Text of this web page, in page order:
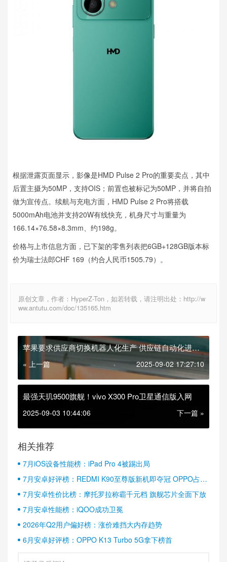
根据泄露页面显示，影像是HMD Pulse 2 Pro的重要卖点，其中
后置主摄为50MP，支持OIS；前置也被标记为50MP，并将自拍
做为宣传点。续航与充电方面，HMD Pulse 2 Pro将搭载
5000mAh电池并支持20W有线快充，机身尺寸与重量为
166.14×76.58×8.3mm、约198g。
价格与上市信息方面，已下架的零售列表把6GB+128GB版本标
价为瑞士法郎CHF 169（约合人民币1505.79）。
原创文章，作者：HyperZ-Ton，如若转载，请注明出处：http://w
ww.antutu.com/doc/135165.htm
苹果要求供应商切换机器人化生产 供应链自动化进入
« 上一篇 2025-09-02 17:27:10
最强天玑9500旗舰！vivo X300 Pro卫星通信版入网
2025-09-03 10:44:06 下一篇 »
相关推荐
7月iOS设备性能榜：iPad Pro 4被踢出局
7月安卓好评榜：REDMI K90至尊版新机即夺冠 OPPO占据
半壁江山
7月安卓性价比榜：摩托罗拉称霸千元档 旗舰芯片全面下放
7月安卓性能榜：iQOO成功卫冕
2026年Q2用户偏好榜：涨价难挡大内存趋势
6月安卓好评榜：OPPO K13 Turbo 5G拿下榜首